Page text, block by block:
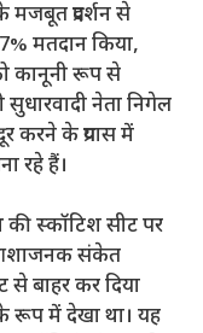
मजबूत प्रदर्शन से
मतदान किया,
कानूनी रूप से
नेता निगेल
करने के प्रयास में
रहे हैं।
स्कॉटिश सीट पर
संकेत
से बाहर कर दिया
रूप में देखा था। यह